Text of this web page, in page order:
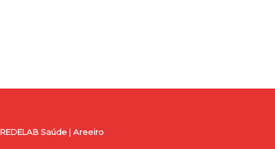
REDELAB Saúde | Areeiro